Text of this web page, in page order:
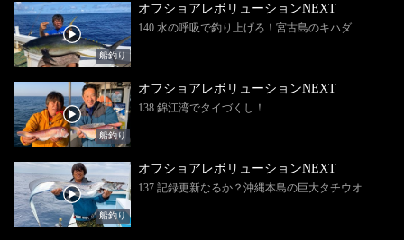
船釣り
オフショアレボリューションNEXT
140 水の呼吸で釣り上げろ！宮古島のキハダ
船釣り
オフショアレボリューションNEXT
138 錦江湾でタイづくし！
船釣り
オフショアレボリューションNEXT
137 記録更新なるか？沖縄本島の巨大タチウオ